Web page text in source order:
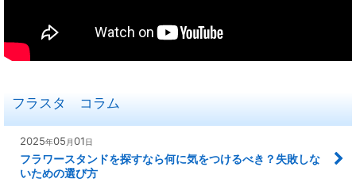
フラスタ コラム
2025年05 月01日
フラワースタンドを探すなら何に気をつけるべき？失敗しな
いための選び方